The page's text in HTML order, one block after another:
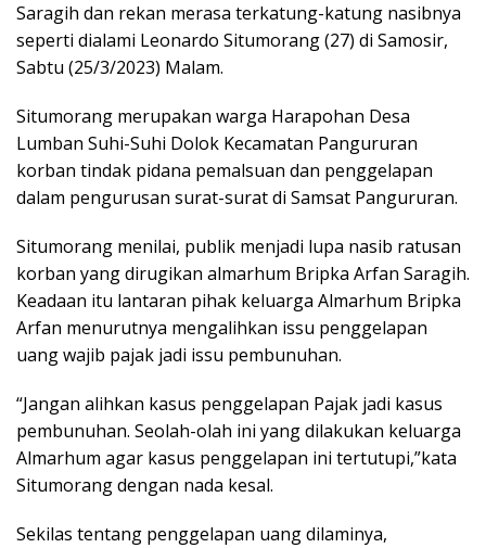
Saragih dan rekan merasa terkatung-katung nasibnya
seperti dialami Leonardo Situmorang (27) di Samosir,
Sabtu (25/3/2023) Malam.
Situmorang merupakan warga Harapohan Desa
Lumban Suhi-Suhi Dolok Kecamatan Pangururan
korban tindak pidana pemalsuan dan penggelapan
dalam pengurusan surat-surat di Samsat Pangururan.
Situmorang menilai, publik menjadi lupa nasib ratusan
korban yang dirugikan almarhum Bripka Arfan Saragih.
Keadaan itu lantaran pihak keluarga Almarhum Bripka
Arfan menurutnya mengalihkan issu penggelapan
uang wajib pajak jadi issu pembunuhan.
“Jangan alihkan kasus penggelapan Pajak jadi kasus
pembunuhan. Seolah-olah ini yang dilakukan keluarga
Almarhum agar kasus penggelapan ini tertutupi,”kata
Situmorang dengan nada kesal.
Sekilas tentang penggelapan uang dilaminya,